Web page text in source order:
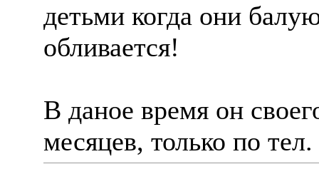
детьми когда они
обливается!
В даное время он
месяцев, только по